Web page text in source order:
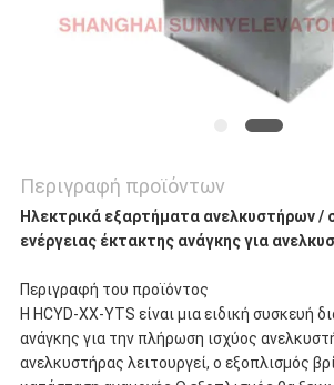
Περιγραφή προϊόντων
Ηλεκτρικά εξαρτήματα ανελκυστήρων /
ενέργειας έκτακτης ανάγκης για
Περιγραφή του προϊόντος
Η HCYD-XX-YTS είναι μια ειδική συσκευή
ανάγκης για την πλήρωση ισχύος
ανελκυστήρας λειτουργεί, ο εξοπλισμός